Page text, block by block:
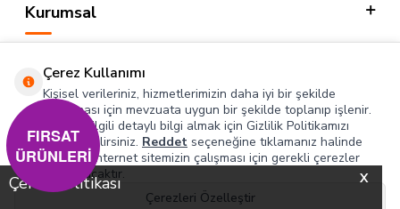
X
Çerez Politikası
Kurumsal
Hızlı Erişim
Sosyal
Adres & İletişim
Çerez Kullanımı
Kişisel verileriniz, hizmetlerimizin daha iyi bir şekilde
sunulması için mevzuata uygun bir şekilde toplanıp işlenir.
Konuyla ilgili detaylı bilgi almak için Gizlilik Politikamızı
inceleyebilirsiniz. Reddet seçeneğine tıklamanız halinde
yalnızca internet sitemizin çalışması için gerekli çerezler
kullanılacaktır.
Çerezleri Özelleştir
FIRSAT
ÜRÜNLERİ